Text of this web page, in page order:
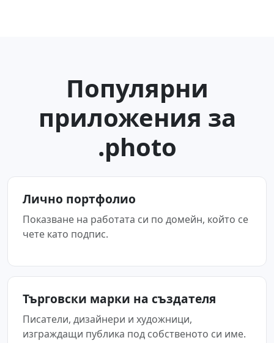
Популярни
приложения за
.photo
Лично портфолио
Показване на работата си по домейн, който се
чете като подпис.
Търговски марки на създателя
Писатели, дизайнери и художници,
изграждащи публика под собственото си име.